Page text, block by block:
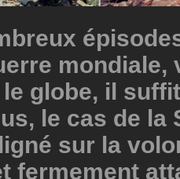
mondiale,
globe, il
le cas de la
sur la
fermement